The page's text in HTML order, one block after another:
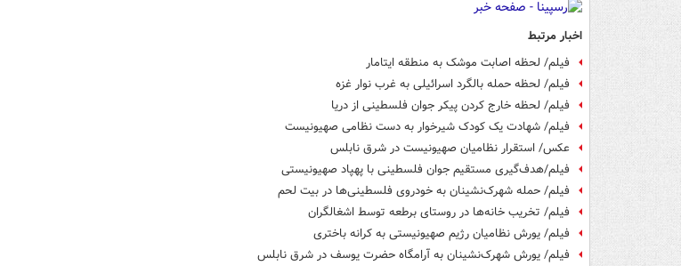
اخبار مرتبط
فیلم/ لحظه اصابت موشک به منطقه ایتامار
فیلم/ لحظه حمله بالگرد اسرائیلی به غرب نوار غزه
فیلم/ لحظه خارج کردن پیکر جوان فلسطینی از دریا
فیلم/ شهادت یک کودک شیرخوار به دست نظامی صهیونیست
عکس/ استقرار نظامیان صهیونیست در شرق نابلس
فیلم/هدف‌گیری مستقیم جوان فلسطینی با پهپاد صهیونیستی
فیلم/ حمله شهرک‌نشینان به خودروی فلسطینی‌ها در بیت لحم
فیلم/ تخریب خانه‌ها در روستای برطعه توسط اشغالگران
فیلم/ یورش نظامیان رژیم صهیونیستی به کرانه باختری
فیلم/ یورش شهرک‌نشینان به آرامگاه حضرت یوسف در شرق نابلس